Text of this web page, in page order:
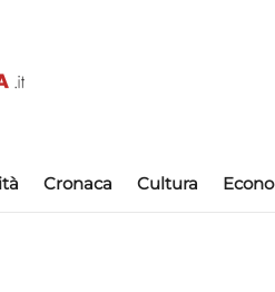
Cronaca Cultura